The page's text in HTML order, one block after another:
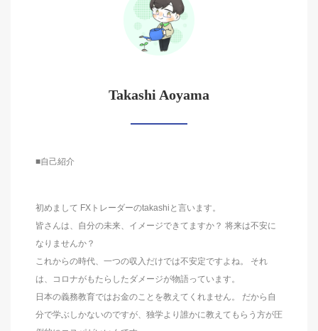
Takashi Aoyama
■自己紹介
初めまして FXトレーダーのtakashiと言います。
皆さんは、自分の未来、イメージできてますか？ 将来は不安に
なりませんか？
これからの時代、一つの収入だけでは不安定ですよね。 それ
は、コロナがもたらしたダメージが物語っています。
日本の義務教育ではお金のことを教えてくれません。 だから自
分で学ぶしかないのですが、独学より誰かに教えてもらう方が圧